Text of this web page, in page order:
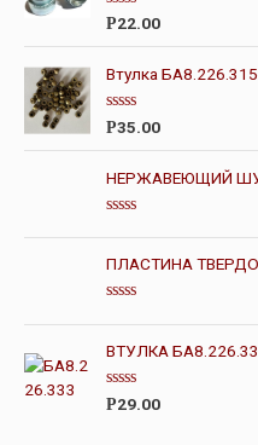
О
е
н
к
а
и
з
Р22.00
Втулка
О
е
н
к
а
и
5
Р35.00
НЕРЖАВЕЮЩИЙ
ц
е
н
к
0
з
5
ПЛАСТИНА
ц
е
н
к
0
ВТУЛКА
О
Р29.00